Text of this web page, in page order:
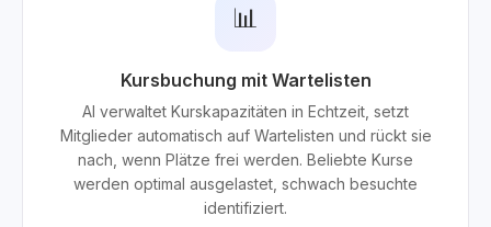
📊
Kursbuchung mit Wartelisten
AI verwaltet Kurskapazitäten in Echtzeit, setzt
Mitglieder automatisch auf Wartelisten und rückt sie
nach, wenn Plätze frei werden. Beliebte Kurse
werden optimal ausgelastet, schwach besuchte
identifiziert.